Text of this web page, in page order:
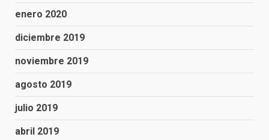
enero 2020
diciembre 2019
noviembre 2019
agosto 2019
julio 2019
abril 2019